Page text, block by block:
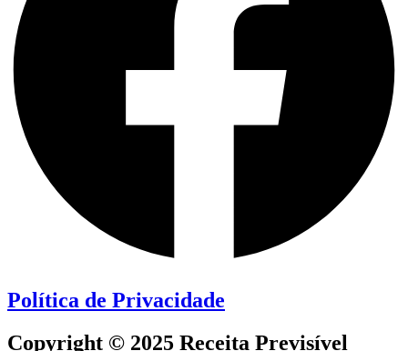
Política de Privacidade
Copyright © 2025 Receita Previsível